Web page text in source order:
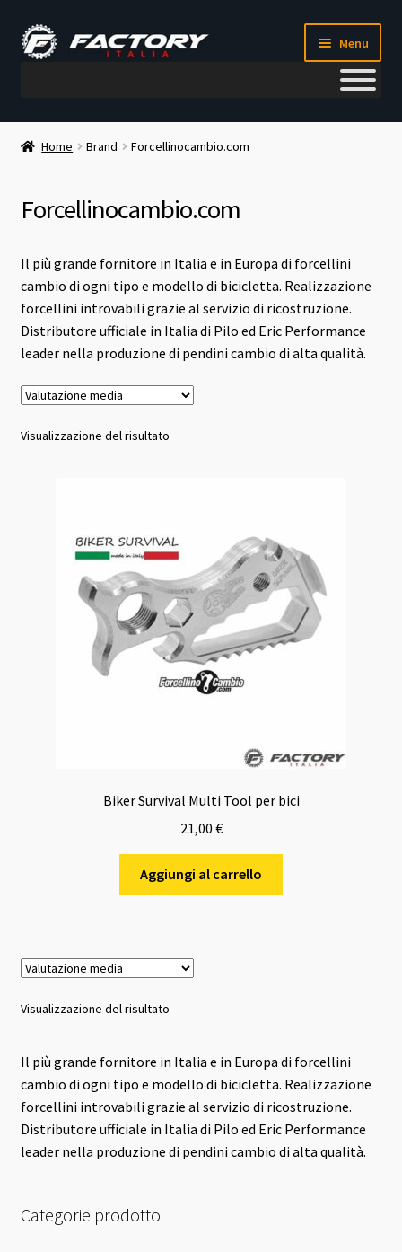
Vai
alla
Vai
al
Menu
Il mio account
Chi siamo
Contatti
Blog
Corso meccanico bici
Home Brand Forcellinocambio.com
Forcellinocambio.com
Il più grande fornitore in Italia e in Europa di forcellini
cambio di ogni tipo e modello di bicicletta. Realizzazione
forcellini introvabili grazie al servizio di ricostruzione.
Distributore ufficiale in Italia di Pilo ed Eric Performance
leader nella produzione di pendini cambio di alta qualità.
Visualizzazione del risultato
Biker Survival Multi Tool per bici
21,00 €
Aggiungi al carrello
Visualizzazione del risultato
Il più grande fornitore in Italia e in Europa di forcellini
cambio di ogni tipo e modello di bicicletta. Realizzazione
forcellini introvabili grazie al servizio di ricostruzione.
Distributore ufficiale in Italia di Pilo ed Eric Performance
leader nella produzione di pendini cambio di alta qualità.
Categorie prodotto